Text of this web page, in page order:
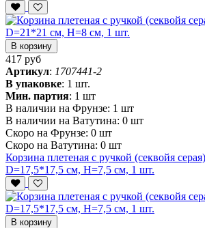
В корзину
417 руб
Артикул: 1707441-2
В упаковке: 1 шт.
Мин. партия: 1 шт
В наличии на Фрунзе: 1 шт
В наличии на Ватутина: 0 шт
Скоро на Фрунзе: 0 шт
Скоро на Ватутина: 0 шт
Корзина плетеная с ручкой (секвойя
D=17,5*17,5 см, H=7,5 см, 1 шт.
В корзину